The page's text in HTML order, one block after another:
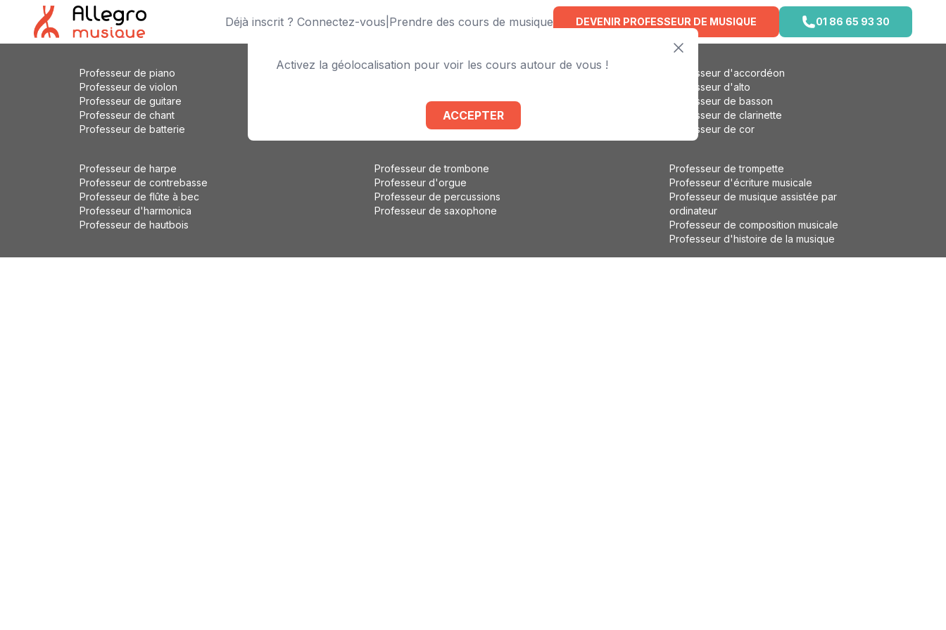
Déjà inscrit ? Connectez-vous Prendre des cours de musique DEVENIR PROFESSEUR DE MUSIQUE 01 86 65 93 30
Activez la géolocalisation pour voir les cours autour de vous !
ACCEPTER
Professeur de piano
Professeur de violon
Professeur de guitare
Professeur de chant
Professeur de batterie
Professeur de violoncelle
Professeur de basse
Professeur de solfège
Professeur d'éveil musical
Professeur d'accordéon
Professeur d'alto
Professeur de basson
Professeur de clarinette
Professeur de cor
Professeur de harpe
Professeur de contrebasse
Professeur de flûte à bec
Professeur d'harmonica
Professeur de hautbois
Professeur de trombone
Professeur d'orgue
Professeur de percussions
Professeur de saxophone
Professeur de trompette
Professeur d'écriture musicale
Professeur de musique assistée par
ordinateur
Professeur de composition musicale
Professeur d'histoire de la musique